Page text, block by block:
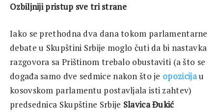
Ozbiljniji pristup sve tri strane
Iako se prethodna dva dana tokom parlamentarne
debate u Skupštini Srbije moglo čuti da bi nastavka
razgovora sa Prištinom trebalo obustaviti (a što se
događa samo dve sedmice nakon što je opozicijau
kosovskom parlamentu postavljala isti zahtev)
predsednica Skupštine Srbije SlavicaĐukić